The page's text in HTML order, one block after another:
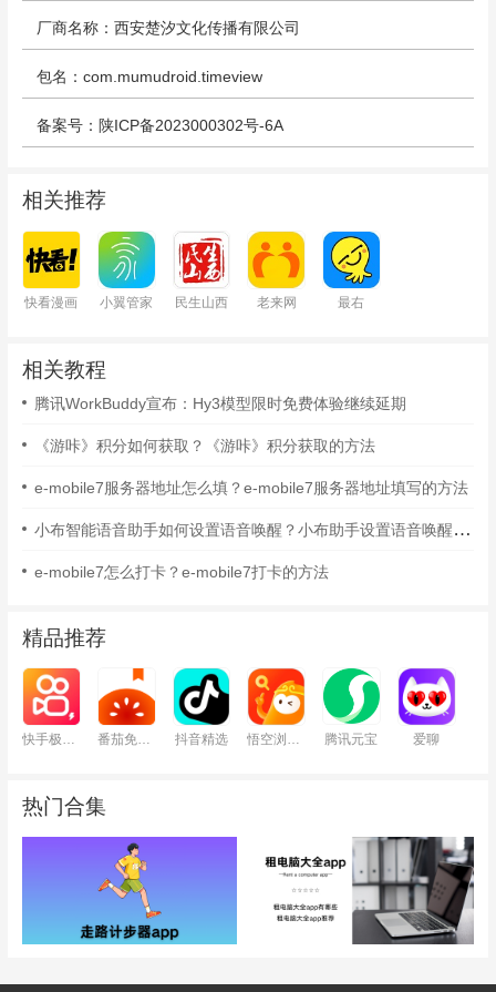
厂商名称：西安楚汐文化传播有限公司
包名：com.mumudroid.timeview
备案号：陕ICP备2023000302号-6A
相关推荐
快看漫画 小翼管家 民生山西 老来网 最右
相关教程
腾讯WorkBuddy宣布：Hy3模型限时免费体验继续延期
《游咔》积分如何获取？《游咔》积分获取的方法
e-mobile7服务器地址怎么填？e-mobile7服务器地址填写的方法
小布智能语音助手如何设置语音唤醒？小布助手设置语音唤醒的方法
e-mobile7怎么打卡？e-mobile7打卡的方法
精品推荐
快手极速版 番茄免费小说 抖音精选 悟空浏览器 腾讯元宝 爱聊
热门合集